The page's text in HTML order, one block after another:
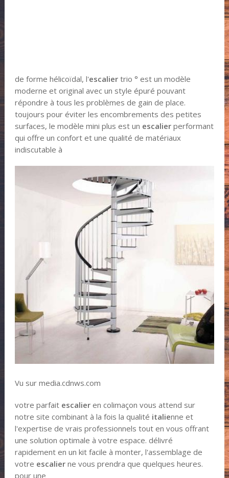
de forme hélicoïdal, l'escaliertrio ° est un modèle
moderne et original avec un style épuré pouvant
répondre à tous les problèmes de gain de place.
toujours pour éviter les encombrements des petites
surfaces, le modèle mini plus est un escalierperformant
qui offre un confort et une qualité de matériaux
indiscutable à
Vu sur media.cdnws.com
votre parfait escalieren colimaçon vous attend sur
notre site combinant à la fois la qualité italienne et
l'expertise de vrais professionnels tout en vous offrant
une solution optimale à votre espace. délivré
rapidement en un kit facile à monter, l'assemblage de
votre escalierne vous prendra que quelques heures.
pour une